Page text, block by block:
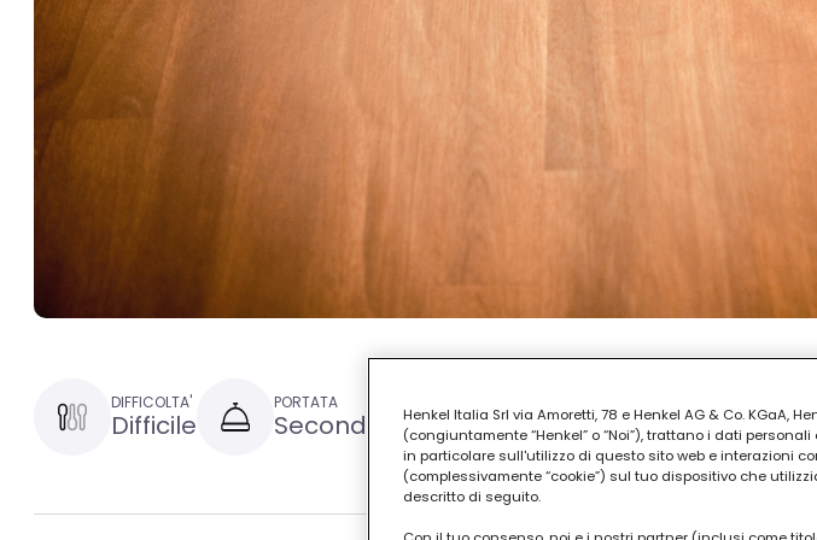
DIFFICOLTA'
Difficile
PORTATA
Secondo 1 ora e 30
Henkel Italia Srl via Amoretti, 78 e Henkel AG & Co. KGaA,
(congiuntamente “Henkel” o “Noi”), trattano i dati
in particolare sull'utilizzo di questo sito web e interazioni
(complessivamente “cookie”) sul tuo dispositivo che
descritto di seguito.